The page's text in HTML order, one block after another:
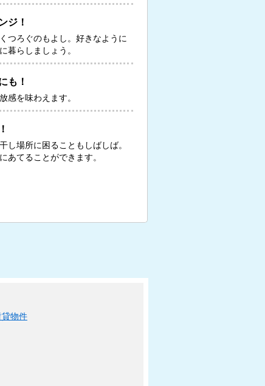
ジ！
つろぐのもよし。好きなように
暮らしましょう。
も！
感を味わえます。
し場所に困ることもしばしば。
あてることができます。
物件